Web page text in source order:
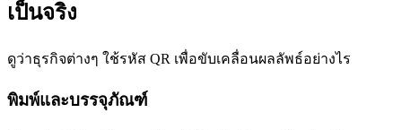
เป็นจริง
ดูว่าธุรกิจต่างๆ ใช้รหัส QR เพื่อขับเคลื่อนผลลัพธ์อย่างไร
พิมพ์และบรรจุภัณฑ์